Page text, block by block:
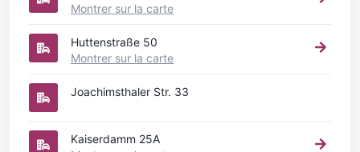
Montrer sur la carte
Huttenstraße 50
Montrer sur la carte
Joachimsthaler Str. 33
Kaiserdamm 25A